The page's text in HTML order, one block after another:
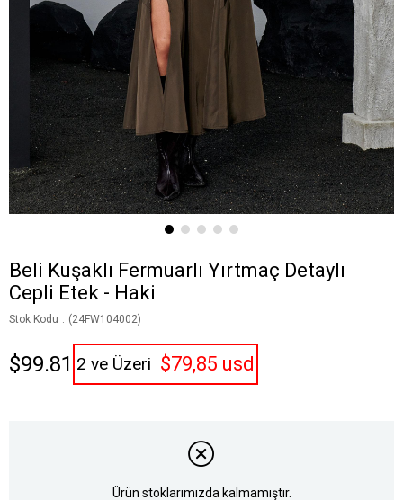
Beli Kuşaklı Fermuarlı Yırtmaç Detaylı
Cepli Etek - Haki
Stok Kodu (24FW104002)
$99.81 2 ve Üzeri $79,85 usd
Ürün stoklarımızda kalmamıştır.